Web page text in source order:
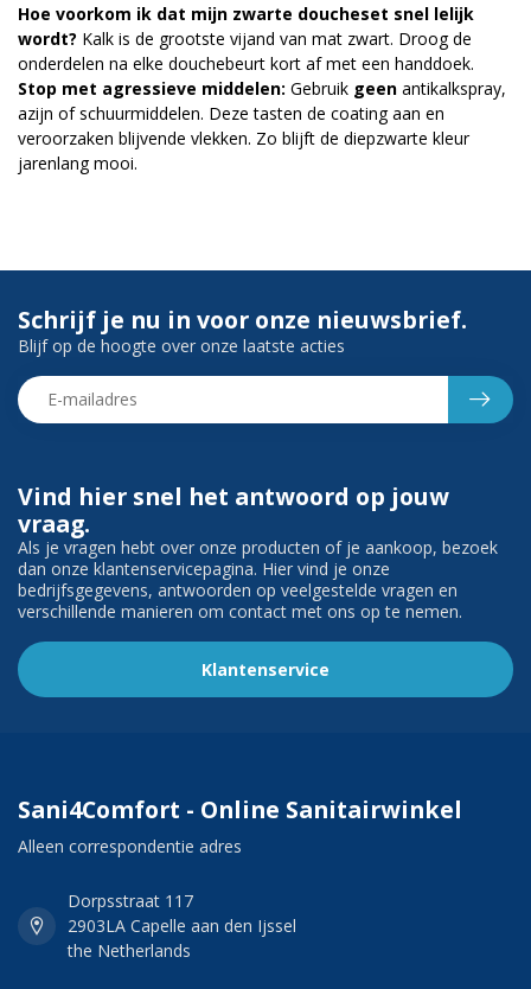
Hoe voorkom ik dat mijn zwarte doucheset snel lelijk
wordt? Kalk is de grootste vijand van mat zwart. Droog de
onderdelen na elke douchebeurt kort af met een handdoek.
Stop met agressieve middelen: Gebruik geen antikalkspray,
azijn of schuurmiddelen. Deze tasten de coating aan en
veroorzaken blijvende vlekken. Zo blijft de diepzwarte kleur
jarenlang mooi.
Vind hier snel het antwoord op jouw
vraag.
Als je vragen hebt over onze producten of je aankoop, bezoek
dan onze klantenservicepagina. Hier vind je onze
bedrijfsgegevens, antwoorden op veelgestelde vragen en
verschillende manieren om contact met ons op te nemen.
Klantenservice
Schrijf je nu in voor onze nieuwsbrief.
Blijf op de hoogte over onze laatste acties
Sani4Comfort - Online Sanitairwinkel
Alleen correspondentie adres
Dorpsstraat 117
2903LA Capelle aan den Ijssel
the Netherlands